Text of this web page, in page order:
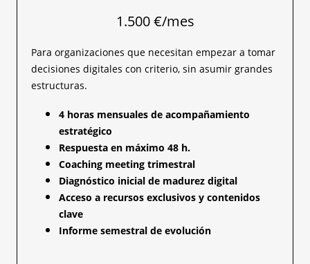
1.500 €/mes
Para organizaciones que necesitan empezar a tomar
decisiones digitales con criterio, sin asumir grandes
estructuras.
4 horas mensuales de acompañamiento
estratégico
Respuesta en máximo 48 h.
Coaching meeting trimestral
Diagnóstico inicial de madurez digital
Acceso a recursos exclusivos y contenidos
clave
Informe semestral de evolución